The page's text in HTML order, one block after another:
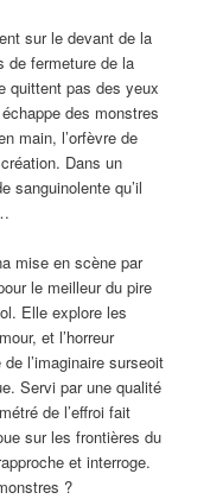
sur le devant de la
de fermeture de la
quittent pas des yeux
échappe des monstres
main, l’orfèvre de
Dans un
sanguinolente qu’il
mise en scène par
le meilleur du pire
Elle explore les
et l’horreur
l’imaginaire surseoit
Servi par une qualité
de l’effroi fait
sur les frontières du
et interroge.
?